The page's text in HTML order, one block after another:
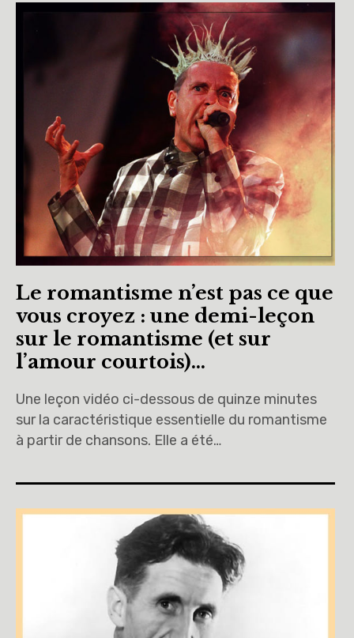
Le romantisme n’est pas ce que
vous croyez : une demi-leçon
sur le romantisme (et sur
l’amour courtois)…
Une leçon vidéo ci-dessous de quinze minutes
sur la caractéristique essentielle du romantisme
à partir de chansons. Elle a été…